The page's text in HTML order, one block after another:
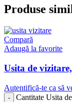
Produse
Compară
Adaugă la favorite
Usita de
Autentifică-te ca să
Cantitate Usita